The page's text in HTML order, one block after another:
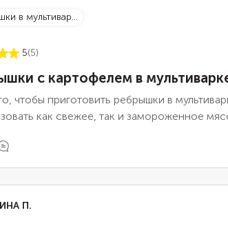
в мультивар...
5(5)
с картофелем в
чтобы приготовить ребрышки в
как свежее, так и замороженное
сочетаются со вкусом картофеля,
пропитывается мясными соками и
важно хорошо
и обжарить.
П.